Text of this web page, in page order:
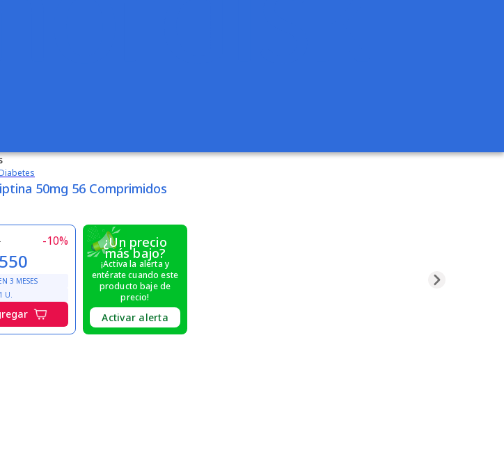
50mg 56 Comprimidos
-10%
3 MESES
1 U.
¿Un precio
más bajo?
¡Activa la alerta y
entérate cuando este
producto baje de
precio!
Activar alerta